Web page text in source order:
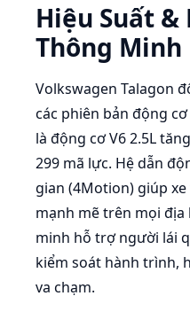
Hiệu Suất &
Thông Minh
Volkswagen Talagon
các phiên bản động
là động cơ V6 2.5L
299 mã lực. Hệ dẫn
gian (4Motion) giúp
mạnh mẽ trên mọi
minh hỗ trợ người lái
kiểm soát hành trình,
va chạm.